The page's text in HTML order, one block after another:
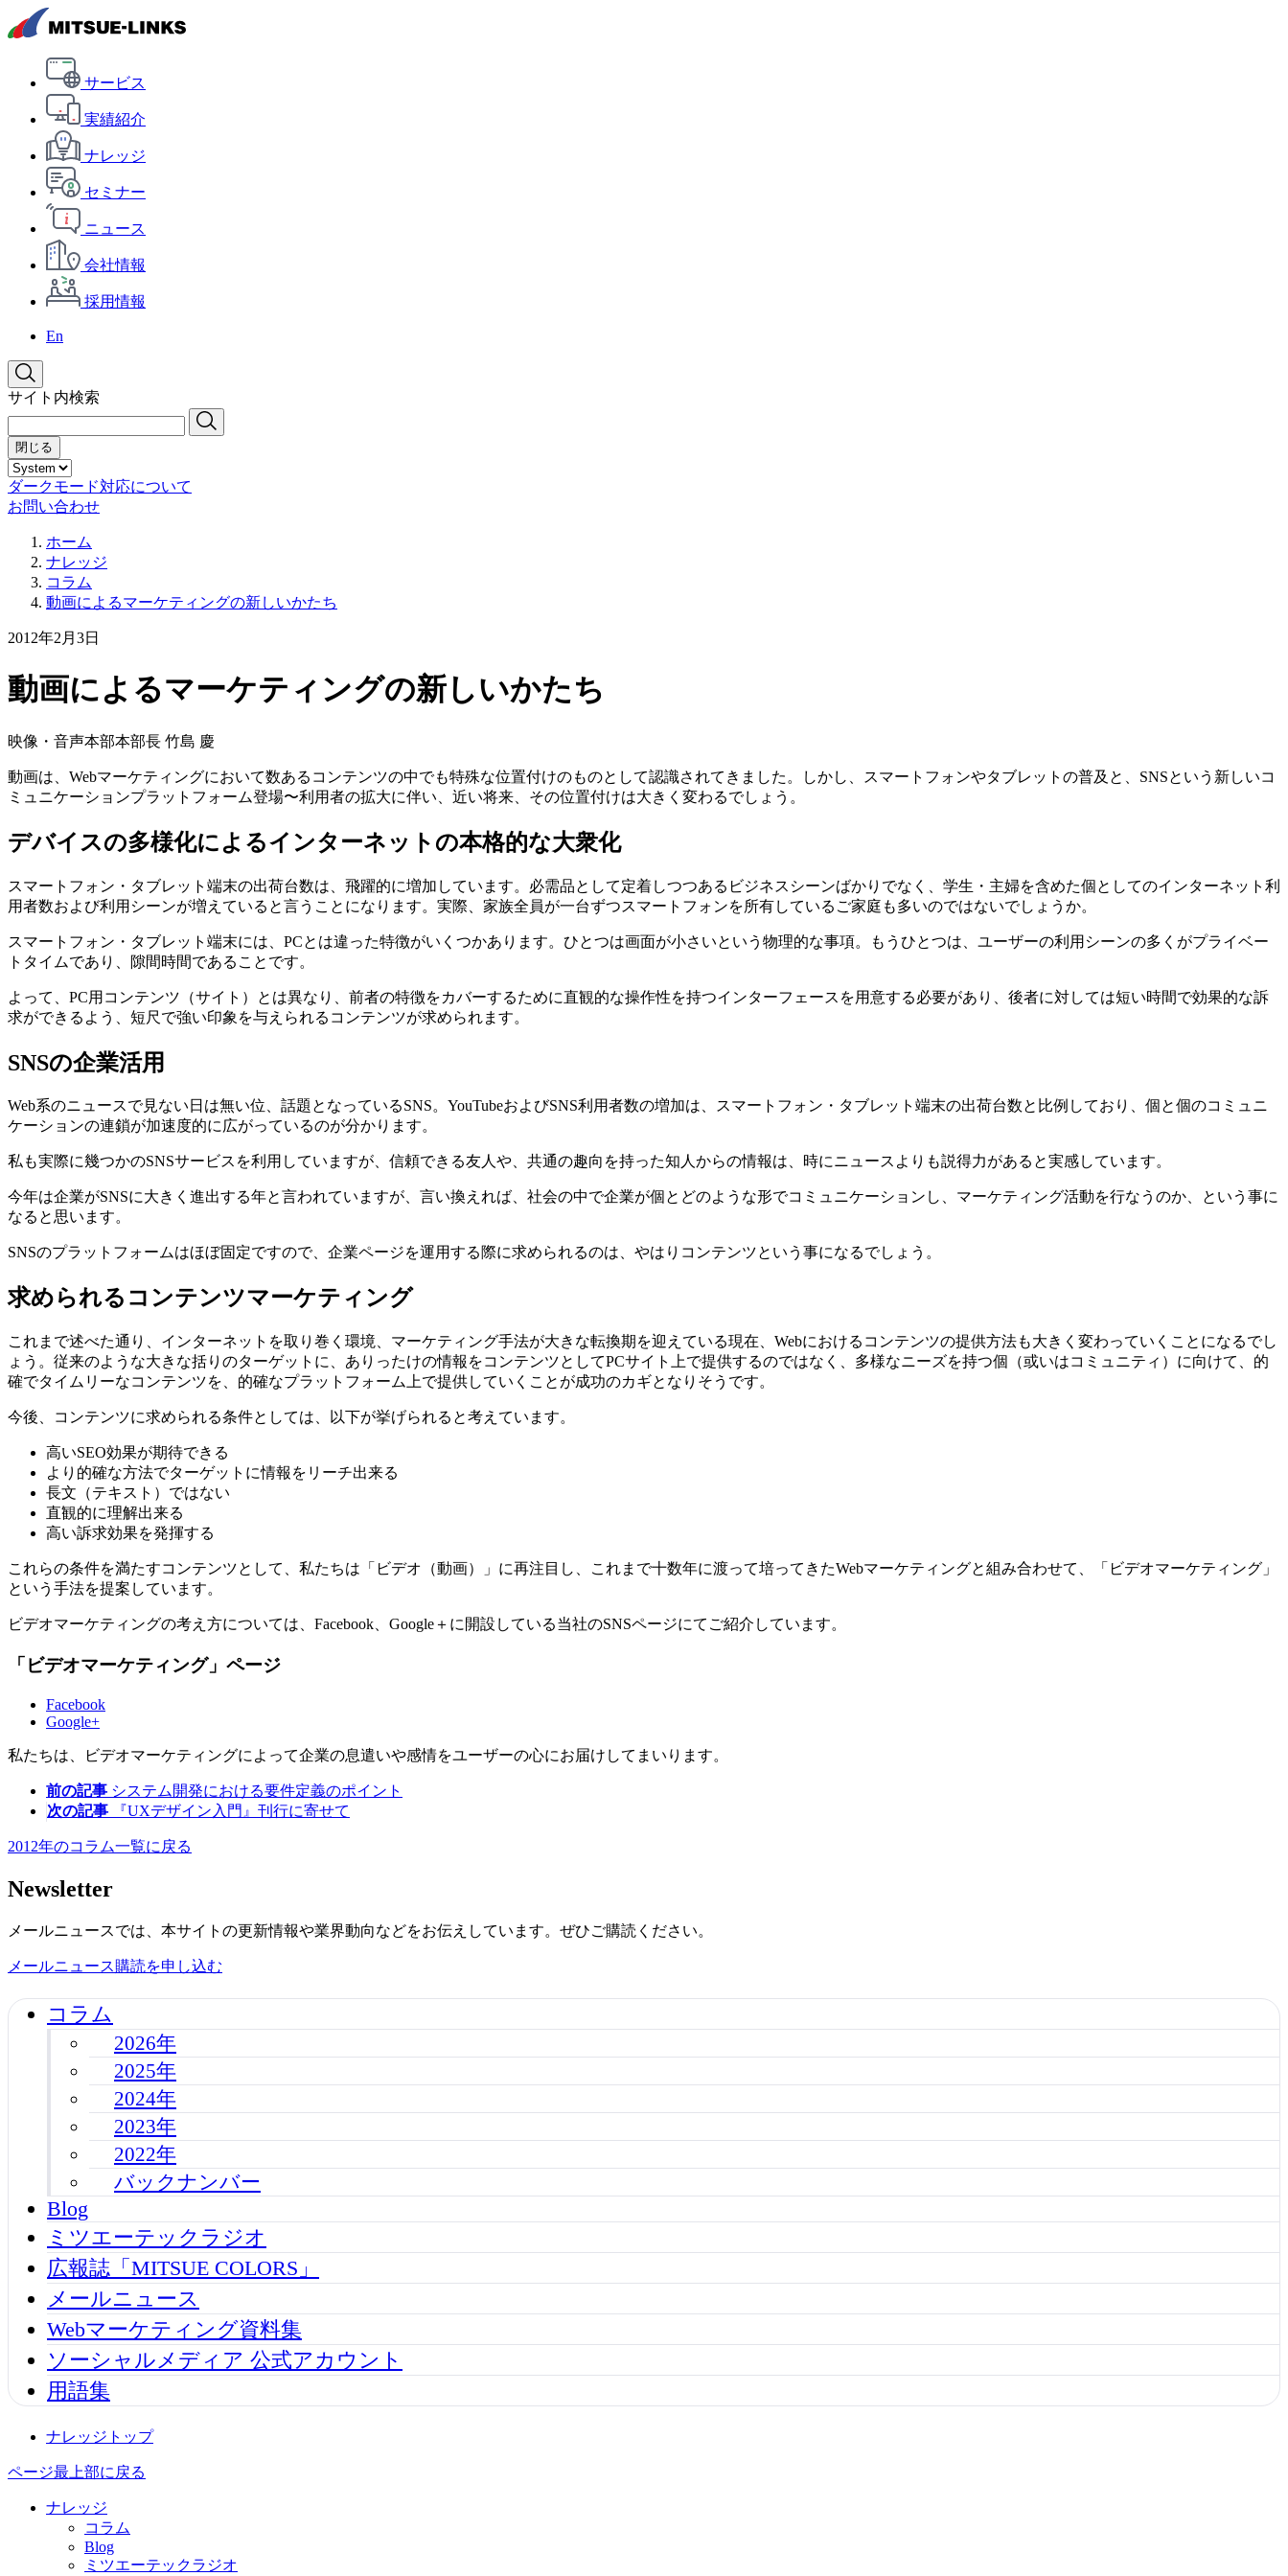
サービス
実績紹介
ナレッジ
セミナー
ニュース
会社情報
採用情報
En
サイト内検索
閉じる
ダークモード対応について
お問い合わせ
ホーム
ナレッジ
コラム
動画によるマーケティングの新しいかたち
2012年2月3日
動画によるマーケティングの新しいかたち
映像・音声本部本部長 竹島 慶
動画は、Webマーケティングにおいて数あるコンテンツの中でも特殊な位置付けのものとして認識されてきました。しかし、スマートフォンやタブレットの普及と、SNSという新しいコ
ミュニケーションプラットフォーム登場〜利用者の拡大に伴い、近い将来、その位置付けは大きく変わるでしょう。
デバイスの多様化によるインターネットの本格的な大衆化
スマートフォン・タブレット端末の出荷台数は、飛躍的に増加しています。必需品として定着しつつあるビジネスシーンばかりでなく、学生・主婦を含めた個としてのインターネット利
用者数および利用シーンが増えていると言うことになります。実際、家族全員が一台ずつスマートフォンを所有しているご家庭も多いのではないでしょうか。
スマートフォン・タブレット端末には、PCとは違った特徴がいくつかあります。ひとつは画面が小さいという物理的な事項。もうひとつは、ユーザーの利用シーンの多くがプライベー
トタイムであり、隙間時間であることです。
よって、PC用コンテンツ（サイト）とは異なり、前者の特徴をカバーするために直観的な操作性を持つインターフェースを用意する必要があり、後者に対しては短い時間で効果的な訴
求ができるよう、短尺で強い印象を与えられるコンテンツが求められます。
SNSの企業活用
Web系のニュースで見ない日は無い位、話題となっているSNS。YouTubeおよびSNS利用者数の増加は、スマートフォン・タブレット端末の出荷台数と比例しており、個と個のコミュニ
ケーションの連鎖が加速度的に広がっているのが分かります。
私も実際に幾つかのSNSサービスを利用していますが、信頼できる友人や、共通の趣向を持った知人からの情報は、時にニュースよりも説得力があると実感しています。
今年は企業がSNSに大きく進出する年と言われていますが、言い換えれば、社会の中で企業が個とどのような形でコミュニケーションし、マーケティング活動を行なうのか、という事に
なると思います。
SNSのプラットフォームはほぼ固定ですので、企業ページを運用する際に求められるのは、やはりコンテンツという事になるでしょう。
求められるコンテンツマーケティング
これまで述べた通り、インターネットを取り巻く環境、マーケティング手法が大きな転換期を迎えている現在、Webにおけるコンテンツの提供方法も大きく変わっていくことになるでし
ょう。従来のような大きな括りのターゲットに、ありったけの情報をコンテンツとしてPCサイト上で提供するのではなく、多様なニーズを持つ個（或いはコミュニティ）に向けて、的
確でタイムリーなコンテンツを、的確なプラットフォーム上で提供していくことが成功のカギとなりそうです。
今後、コンテンツに求められる条件としては、以下が挙げられると考えています。
高いSEO効果が期待できる
より的確な方法でターゲットに情報をリーチ出来る
長文（テキスト）ではない
直観的に理解出来る
高い訴求効果を発揮する
これらの条件を満たすコンテンツとして、私たちは「ビデオ（動画）」に再注目し、これまで十数年に渡って培ってきたWebマーケティングと組み合わせて、「ビデオマーケティング」
という手法を提案しています。
ビデオマーケティングの考え方については、Facebook、Google＋に開設している当社のSNSページにてご紹介しています。
「ビデオマーケティング」ページ
Facebook
Google+
私たちは、ビデオマーケティングによって企業の息遣いや感情をユーザーの心にお届けしてまいります。
前の記事 システム開発における要件定義のポイント
次の記事
『UXデザイン入門』刊行に寄せて
2012年のコラム一覧に戻る
Newsletter
メールニュースでは、本サイトの更新情報や業界動向などをお伝えしています。ぜひご購読ください。
メールニュース購読を申し込む
コラム
2026年
2025年
2024年
2023年
2022年
バックナンバー
Blog
ミツエーテックラジオ
広報誌「MITSUE COLORS」
メールニュース
Webマーケティング資料集
ソーシャルメディア 公式アカウント
用語集
ナレッジトップ
ページ最上部に戻る
ナレッジ
コラム
Blog
ミツエーテックラジオ